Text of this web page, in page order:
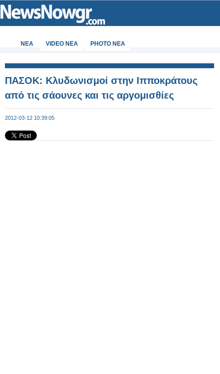
ΝΕΑ VIDEO NEA PHOTO NEA
ΠΑΣΟΚ: Κλυδωνισμοί στην Ιπποκράτους
από τις σάουνες και τις αργομισθίες
2012-03-12 10:39:05